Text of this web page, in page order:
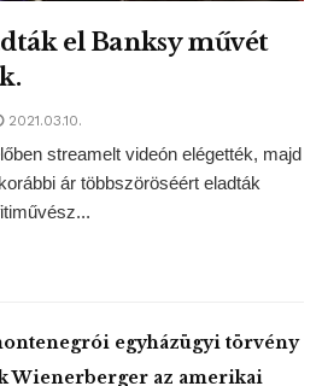
Matt Hancock egészségügyi
tisztifőorvos, a brit kormány
és David Frost, az Egyesült
jövőbeni kétoldalú
tárgyalások brit
Bizottság főtárgyalója, Frost
a múlt hónap végén
is pozitív lett.
tervezik a folytatást.
el Banksy művét
2021.03.10.
streamelt videón elégették, majd
ár többszöröséért eladták
egyházügyi törvény
Wienerberger az amerikai